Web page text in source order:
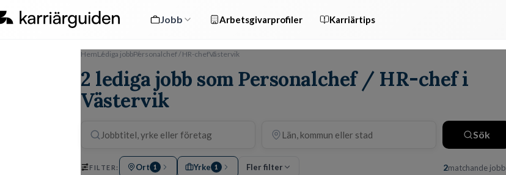
Jobb Arbetsgivarprofiler Karriärtips
HemLediga jobbPersonalchef / HR-chefVästervik
2 lediga jobb som Personalchef / HR-chef i
Västervik
Sök
FILTER: Ort 1 Yrke 1 Fler filter 2matchande jobb